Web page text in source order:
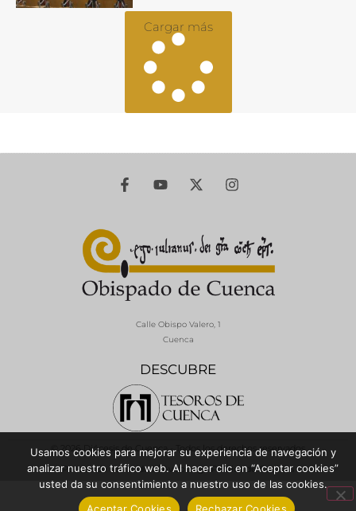
Cargar más
DESCUBRE
Calle Obispo Valero, 1
Cuenca
© 2026 Diócesis de Cuenca - Todos los derechos reservados
Política de Privacidad / Aviso LegalPolítica de Cookies
Usamos cookies para mejorar su experiencia de navegación y
analizar nuestro tráfico web. Al hacer clic en “Aceptar cookies”
usted da su consentimiento a nuestro uso de las cookies.
Aceptar Cookies
Rechazar Cookies